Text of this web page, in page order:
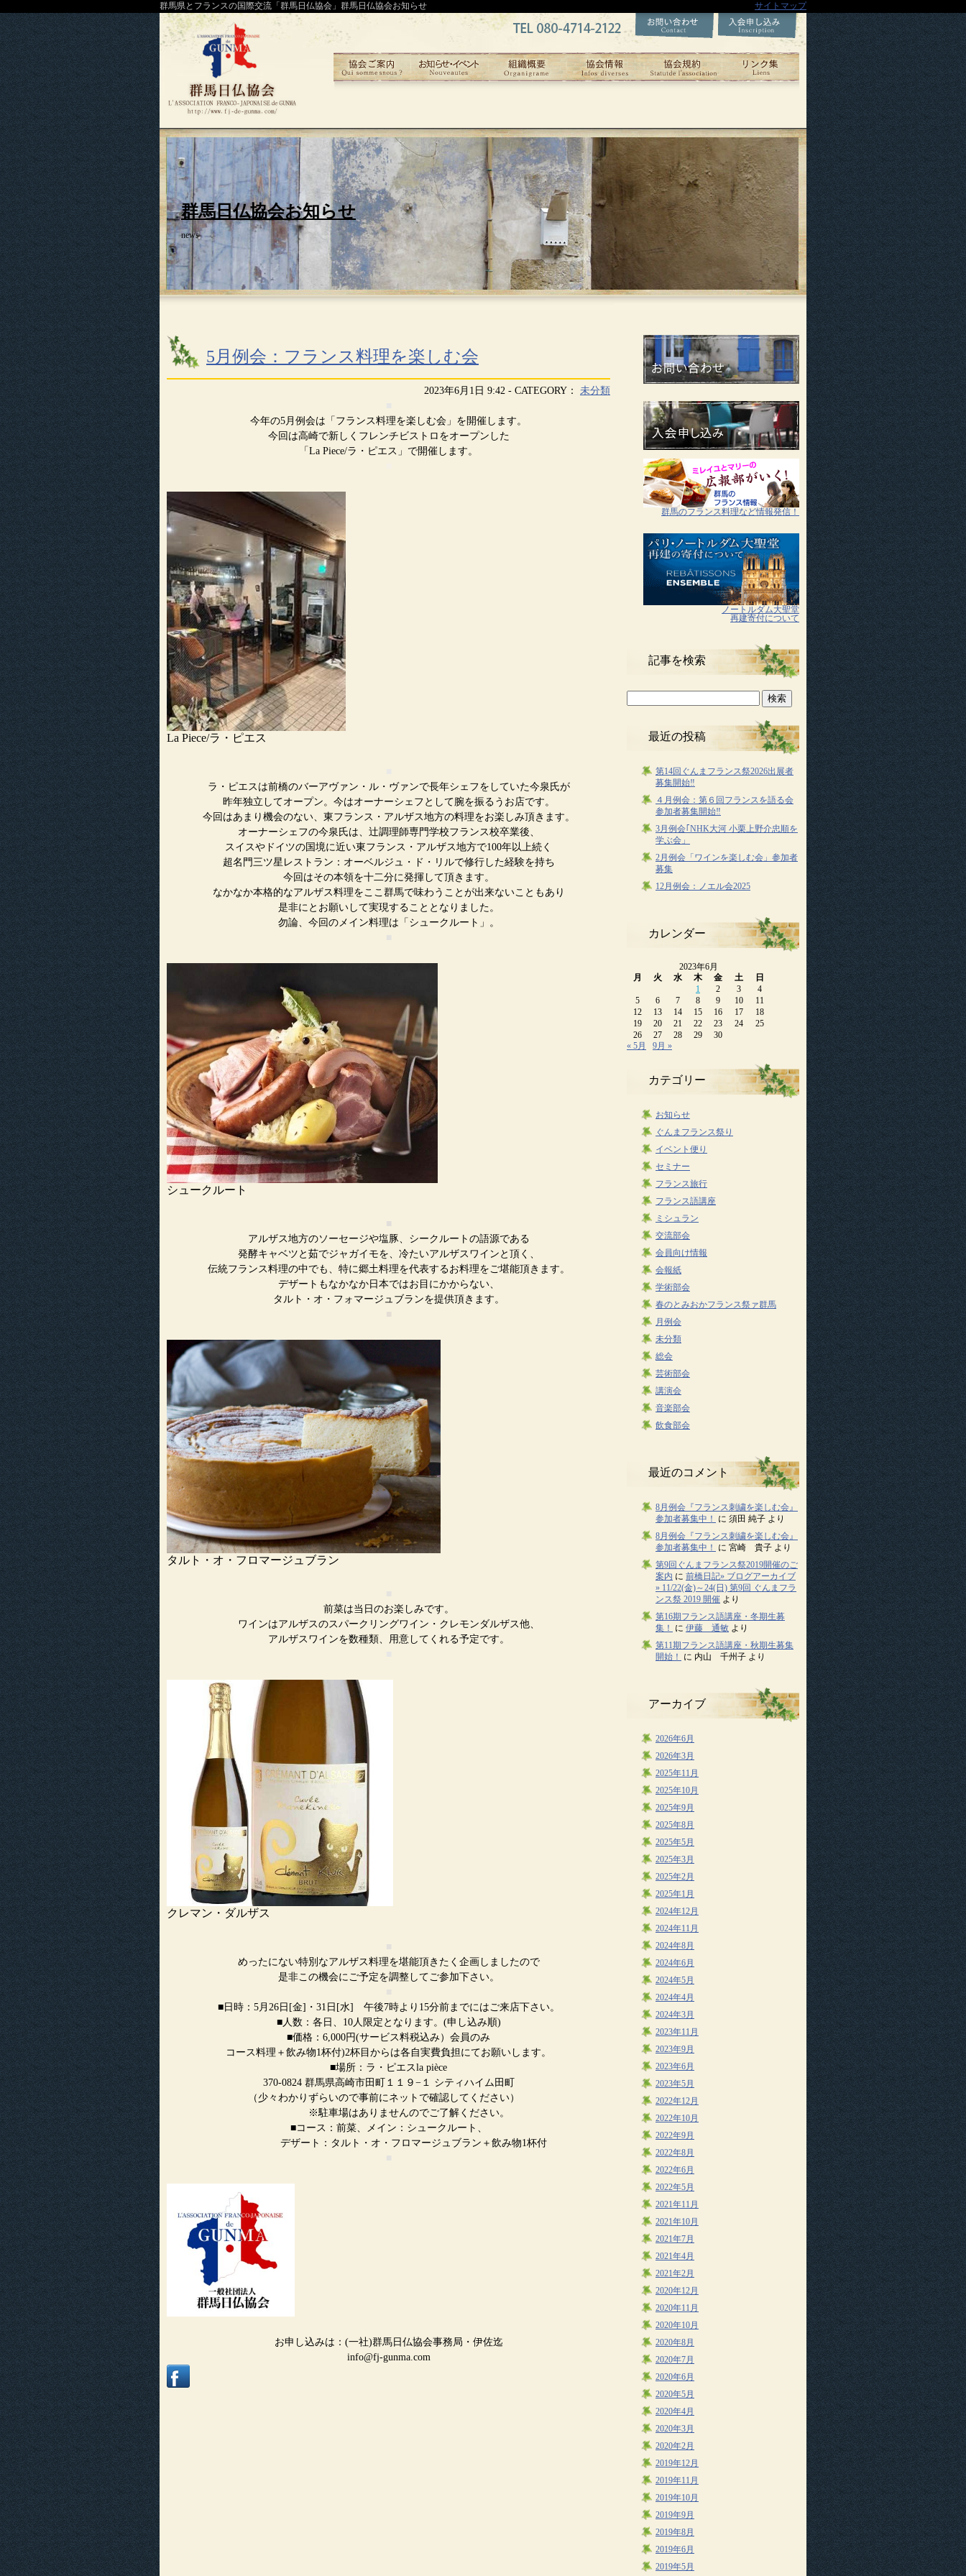
群馬県とフランスの国際交流「群馬日仏協会」群馬日仏協会お知らせ サイトマップ
群馬日仏協会お知らせ
news
5月例会：フランス料理を楽しむ会
2023年6月1日 9:42 - CATEGORY： 未分類
今年の5月例会は「フランス料理を楽しむ会」を開催します。
今回は高崎で新しくフレンチビストロをオープンした
「La Piece/ラ・ピエス」で開催します。
La Piece/ラ・ピエス
ラ・ピエスは前橋のバーアヴァン・ル・ヴァンで長年シェフをしていた今泉氏が
昨年独立してオープン。今はオーナーシェフとして腕を振るうお店です。
今回はあまり機会のない、東フランス・アルザス地方の料理をお楽しみ頂きます。
オーナーシェフの今泉氏は、辻調理師専門学校フランス校卒業後、
スイスやドイツの国境に近い東フランス・アルザス地方で100年以上続く
超名門三ツ星レストラン：オーベルジュ・ド・リルで修行した経験を持ち
今回はその本領を十二分に発揮して頂きます。
なかなか本格的なアルザス料理をここ群馬で味わうことが出来ないこともあり
是非にとお願いして実現することとなりました。
勿論、今回のメイン料理は「シュークルート」。
シュークルート
アルザス地方のソーセージや塩豚、シークルートの語源である
発酵キャベツと茹でジャガイモを、冷たいアルザスワインと頂く、
伝統フランス料理の中でも、特に郷土料理を代表するお料理をご堪能頂きます。
デザートもなかなか日本ではお目にかからない、
タルト・オ・フォマージュブランを提供頂きます。
タルト・オ・フロマージュブラン
前菜は当日のお楽しみです。
ワインはアルザスのスパークリングワイン・クレモンダルザス他、
アルザスワインを数種類、用意してくれる予定です。
クレマン・ダルザス
めったにない特別なアルザス料理を堪能頂きたく企画しましたので
是非この機会にご予定を調整してご参加下さい。
■日時：5月26日[金]・31日[水] 午後7時より15分前までにはご来店下さい。
■人数：各日、10人限定となります。(申し込み順)
■価格：6,000円(サービス料税込み）会員のみ
コース料理＋飲み物1杯付)2杯目からは各自実費負担にてお願いします。
■場所：ラ・ピエスla pièce
370-0824 群馬県高崎市田町１１９−１ シティハイム田町
（少々わかりずらいので事前にネットで確認してください）
※駐車場はありませんのでご了解ください。
■コース：前菜、メイン：シュークルート、
デザート：タルト・オ・フロマージュブラン＋飲み物1杯付
お申し込みは：(一社)群馬日仏協会事務局・伊佐迄
info@fj-gunma.com
群馬のフランス料理など情報発信！
ノートルダム大聖堂
再建寄付について
記事を検索
検
最近の投稿
第14回ぐんまフランス祭2026出展者
募集開始‼
４月例会：第６回フランスを語る会
参加者募集開始‼
3月例会｢NHK大河 小栗上野介忠順を
学ぶ会」
2月例会「ワインを楽しむ会」参加者
募集
12月例会：ノエル会2025
カレンダー
2023年6月
月
火 水 木 金 土
日
1
2 3
4
5
6 7 8 9 10
11
12
13 14 15 16 17
18
19
20 21 22 23 24
25
26
27 28 29
30
« 5月
9月 »
カテゴリー
お知らせ
ぐんまフランス祭り
イベント便り
セミナー
フランス旅行
フランス語講座
ミシュラン
交流部会
会員向け情報
会報紙
学術部会
春のとみおかフランス祭ァ群馬
月例会
未分類
総会
芸術部会
講演会
音楽部会
飲食部会
最近のコメント
8月例会『フランス刺繍を楽しむ会』
参加者募集中！
に 須田 純子 より
8月例会『フランス刺繍を楽しむ会』
参加者募集中！
に 宮崎 貴子 より
第9回ぐんまフランス祭2019開催のご
案内 に 前橋日記» ブログアーカイブ
» 11/22(金)～24(日) 第9回 ぐんまフラ
ンス祭 2019 開催 より
第16期フランス語講座・冬期生募
集！
に 伊藤 通敏 より
第11期フランス語講座・秋期生募集
開始！
に 内山 千州子 より
アーカイブ
2026年6月
2026年3月
2025年11月
2025年10月
2025年9月
2025年8月
2025年5月
2025年3月
2025年2月
2025年1月
2024年12月
2024年11月
2024年8月
2024年6月
2024年5月
2024年4月
2024年3月
2023年11月
2023年9月
2023年6月
2023年5月
2022年12月
2022年10月
2022年9月
2022年8月
2022年6月
2022年5月
2021年11月
2021年10月
2021年7月
2021年4月
2021年2月
2020年12月
2020年11月
2020年10月
2020年8月
2020年7月
2020年6月
2020年5月
2020年4月
2020年3月
2020年2月
2019年12月
2019年11月
2019年10月
2019年9月
2019年8月
2019年6月
2019年5月